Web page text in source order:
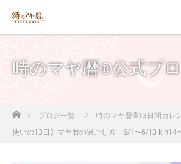
時のマヤ暦®公式ブ
ホームブログ一覧 時のマヤ暦®13日間カレ
使いの13日】マヤ暦の過ごし方 6/1〜6/13 kin14